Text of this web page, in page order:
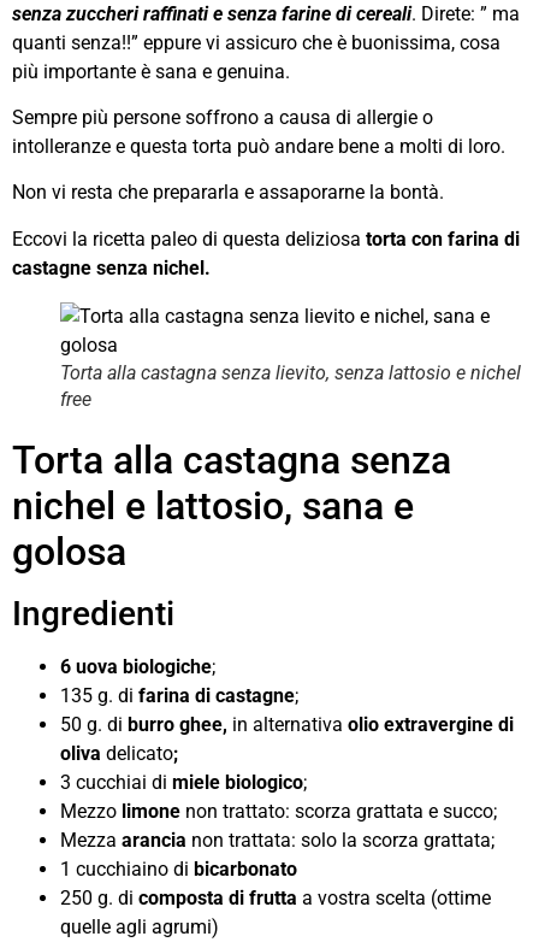
senza zuccheri raffinati e senza farine di cereali. Direte: ” ma
quanti senza!!” eppure vi assicuro che è buonissima, cosa
più importante è sana e genuina.
Sempre più persone soffrono a causa di allergie o
intolleranze e questa torta può andare bene a molti di loro.
Non vi resta che prepararla e assaporarne la bontà.
Eccovi la ricetta paleo di questa deliziosa torta con farina di
castagne senza nichel.
Torta alla castagna senza lievito, senza lattosio e nichel
free
Torta alla castagna senza
nichel e lattosio, sana e
golosa
Ingredienti
6 uova biologiche;
135 g. di farina di castagne;
50 g. di burro ghee, in alternativa olio extravergine di
oliva delicato;
3 cucchiai di miele biologico;
Mezzo limone non trattato: scorza grattata e succo;
Mezza arancia non trattata: solo la scorza grattata;
1 cucchiaino di bicarbonato
250 g. di composta di frutta a vostra scelta (ottime
quelle agli agrumi)